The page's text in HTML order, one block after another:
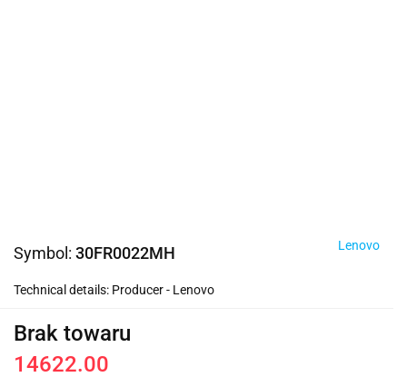
Symbol: 30FR0022MH Lenovo
Technical details: Producer - Lenovo
Brak towaru
14622.00